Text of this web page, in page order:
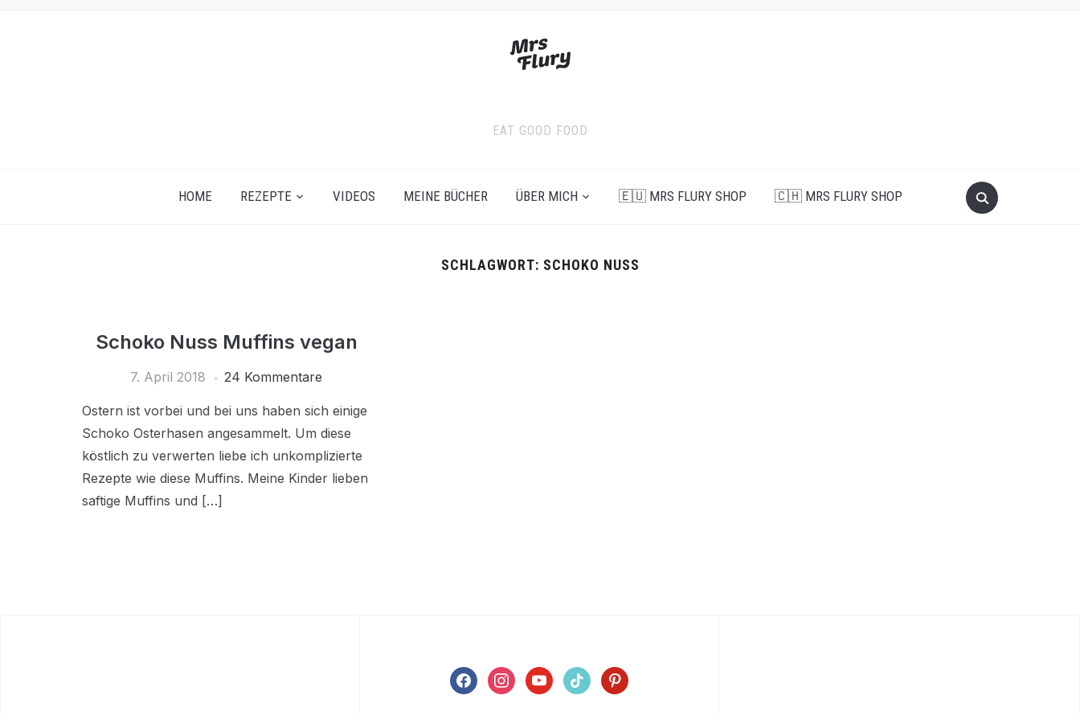
EAT GOOD FOOD
HOME REZEPTE VIDEOS MEINE BÜCHER ÜBER MICH 🇪🇺 MRS FLURY SHOP 🇨🇭 MRS FLURY SHOP
SCHLAGWORT: SCHOKO NUSS
Schoko Nuss Muffins vegan
7. April 2018 24 Kommentare
Ostern ist vorbei und bei uns haben sich einige
Schoko Osterhasen angesammelt. Um diese
köstlich zu verwerten liebe ich unkomplizierte
Rezepte wie diese Muffins. Meine Kinder lieben
saftige Muffins und […]
facebookinstagramyoutubetiktok pinterest